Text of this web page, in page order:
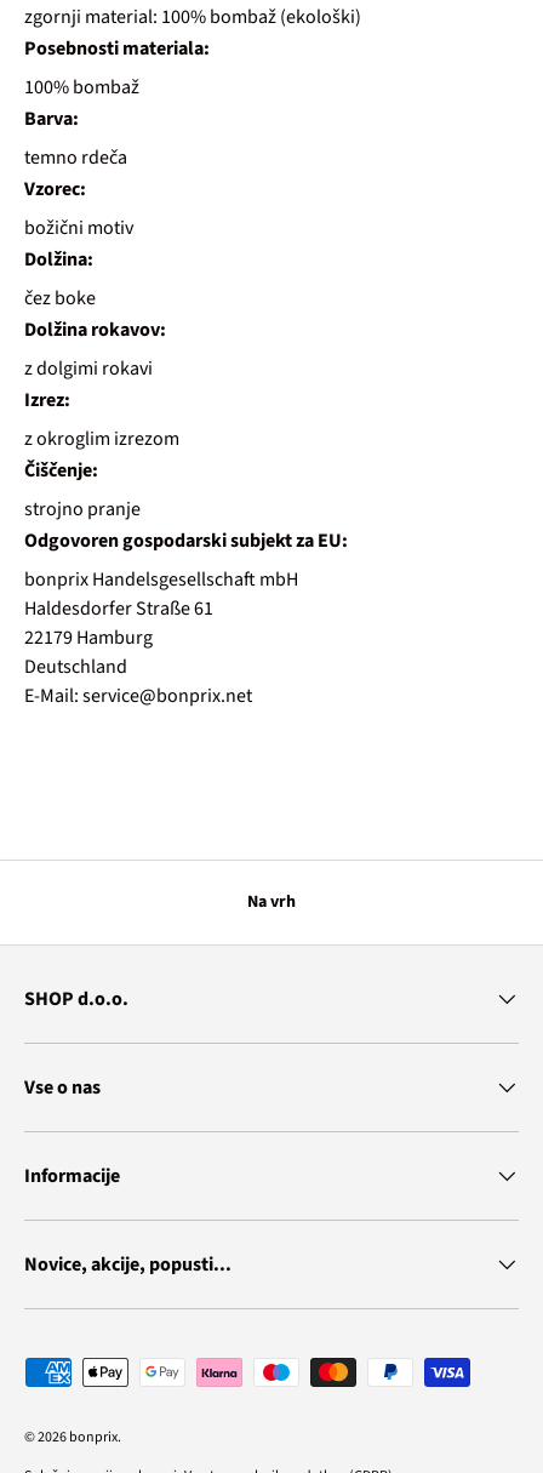
zgornji material: 100% bombaž (ekološki)
Posebnosti materiala:
100% bombaž
Barva:
temno rdeča
Vzorec:
božični motiv
Dolžina:
čez boke
Dolžina rokavov:
z dolgimi rokavi
Izrez:
z okroglim izrezom
Čiščenje:
strojno pranje
Odgovoren gospodarski subjekt za EU:
bonprix Handelsgesellschaft mbH
Haldesdorfer Straße 61
22179 Hamburg
Deutschland
E-Mail: service@bonprix.net
Na vrh
SHOP d.o.o.
Vse o nas
Informacije
Novice, akcije, popusti...
Vrste plačila
© 2026bonprix.